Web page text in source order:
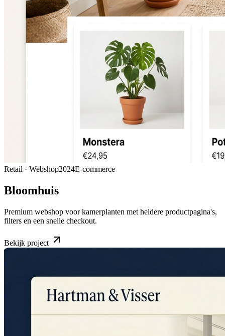
Retail · Webshop2024E-commerce
Bloomhuis
Premium webshop voor kamerplanten met heldere productpagina's,
filters en een snelle checkout.
Bekijk project